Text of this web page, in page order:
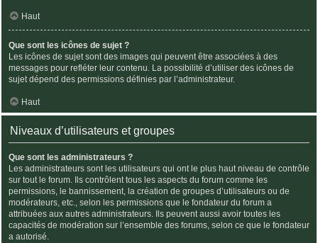
Haut
Que sont les icônes de sujet ?
Les icônes de sujet sont des images qui peuvent être associées à des
messages pour refléter leur contenu. La possibilité d’utiliser des icônes de
sujet dépend des permissions définies par l’administrateur.
Haut
Niveaux d’utilisateurs et groupes
Que sont les administrateurs ?
Les administrateurs sont les utilisateurs qui ont le plus haut niveau de contrôle
sur tout le forum. Ils contrôlent tous les aspects du forum comme les
permissions, le bannissement, la création de groupes d’utilisateurs ou de
modérateurs, etc., selon les permissions que le fondateur du forum a
attribuées aux autres administrateurs. Ils peuvent aussi avoir toutes les
capacités de modération sur l’ensemble des forums, selon ce que le fondateur
a autorisé.